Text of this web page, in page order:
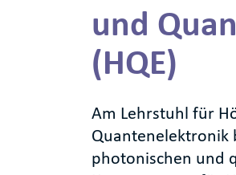
und
(HQE)
Am Lehrstuhl für
Quantenelektronik
photonischen und